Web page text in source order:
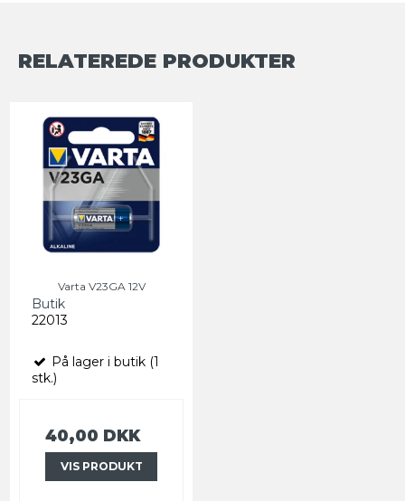
RELATEREDE PRODUKTER
Varta V23GA 12V
Butik
22013
På lager i butik (1
stk.)
40,00 DKK
VIS PRODUKT